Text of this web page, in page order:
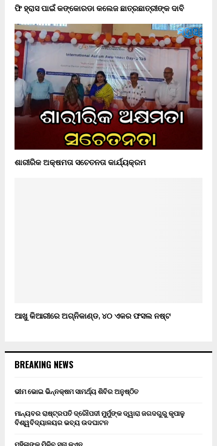
ଫି ହ୍ରାସ ପାଇଁ କଙ୍କୋରଡା କଲେଜ ଛାତ୍ରଛାତ୍ରୀଙ୍କ ଦାବି
ଶାରୀରିକ ଅକ୍ଷମତା ସଚେତନତା କାର୍ଯ୍ୟକ୍ରମ
ଆଖୁ କିଆରୀରେ ଅଗ୍ନିକାଣ୍ଡ, ୪୦ ଏକର ଫସଲ ନଷ୍ଟ
BREAKING NEWS
ଭୀମ ଭୋଇ ଭିନ୍ନକ୍ଷମ ସାମର୍ଥ୍ୟ ଶିବିର ଅନୁଷ୍ଠିତ
ମାନ୍ୟବର ରାଷ୍ଟ୍ରପତି ଦ୍ରୌପଦୀ ମୁର୍ମୁଙ୍କ ଦ୍ୱାରା ଜଗଦଗୁରୁ କୃପାଳୁ
ବିଶ୍ୱବିଦ୍ୟାଳୟର ଭବ୍ୟ ଉଦଘାଟନ